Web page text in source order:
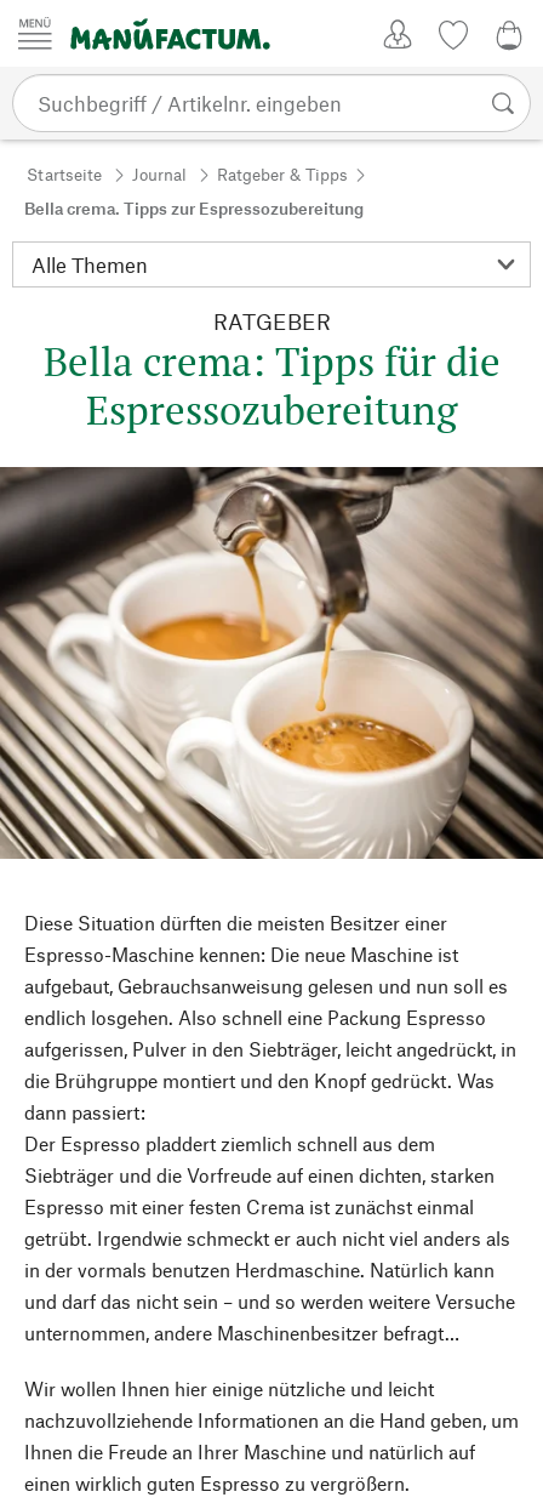
Zum Inhalt springen
Startseite Journal
Ratgeber & Tipps
Bella crema. Tipps zur Espressozubereitung
RATGEBER
Bella crema: Tipps für die
Espressozubereitung
Diese Situation dürften die meisten Besitzer einer
Espresso-Maschine kennen: Die neue Maschine ist
aufgebaut, Gebrauchsanweisung gelesen und nun soll es
endlich losgehen. Also schnell eine Packung Espresso
aufgerissen, Pulver in den Siebträger, leicht angedrückt, in
die Brühgruppe montiert und den Knopf gedrückt. Was
dann passiert:
Der Espresso pladdert ziemlich schnell aus dem
Siebträger und die Vorfreude auf einen dichten, starken
Espresso mit einer festen Crema ist zunächst einmal
getrübt. Irgendwie schmeckt er auch nicht viel anders als
in der vormals benutzen Herdmaschine. Natürlich kann
und darf das nicht sein – und so werden weitere Versuche
unternommen, andere Maschinenbesitzer befragt…
Wir wollen Ihnen hier einige nützliche und leicht
nachzuvollziehende Informationen an die Hand geben, um
Ihnen die Freude an Ihrer Maschine und natürlich auf
einen wirklich guten Espresso zu vergrößern.